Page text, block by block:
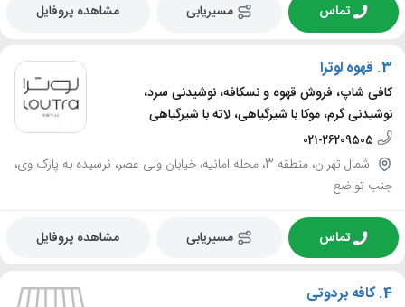
تماس مسیریابی مشاهده پروفایل
3. قهوه لوترا
کافی شاپ، فروش قهوه و نسکافه، نوشیدنی سرد،
نوشیدنی گرم، موکا با شیرگیاهی، لاته با شیرگیاهی
021-26209505
شمال تهران، منطقه 3، محله امانیه، خیابان ولی عصر، نرسیده به پارک وی،
جنب تواضع
تماس مسیریابی مشاهده پروفایل
4. کافه بردوتی